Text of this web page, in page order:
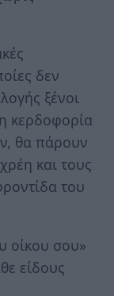
δεν
ξένοι
κερδοφορία
θα πάρουν
και τους
του
οίκου σου»
είδους